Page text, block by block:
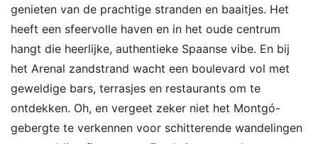
genieten van de prachtige stranden en baaitjes. Het
heeft een sfeervolle haven en in het oude centrum
hangt die heerlijke, authentieke Spaanse vibe. En bij
het Arenal zandstrand wacht een boulevard vol met
geweldige bars, terrasjes en restaurants om te
ontdekken. Oh, en vergeet zeker niet het Montgó-
gebergte te verkennen voor schitterende wandelingen